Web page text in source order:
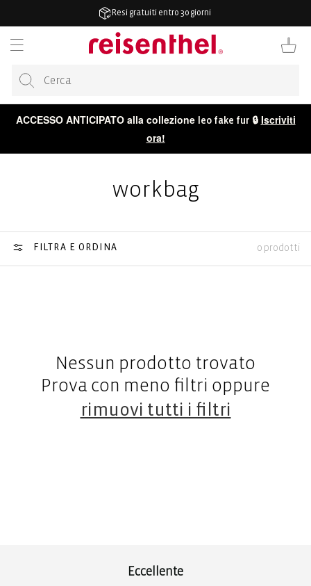
Resi gratuiti entro 30 giorni
Carrello
ACCESSO ANTICIPATO alla collezione leo fake fur🔒 Iscriviti
ora!
workbag
FILTRA E ORDINA 0 prodotti
Nessun prodotto trovato
Prova con meno filtri oppure
rimuovi tutti i filtri
Eccellente